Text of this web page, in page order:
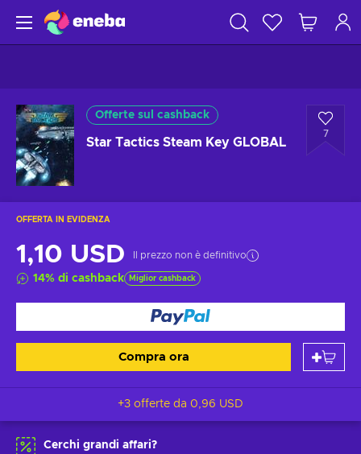
Offerte sul cashback
Star Tactics Steam Key GLOBAL
7
OFFERTA IN EVIDENZA
1,10 USD Il prezzo non è definitivo
14% di cashback Miglior cashback
Compra ora
+3 offerte da 0,96 USD
Cerchi grandi affari?